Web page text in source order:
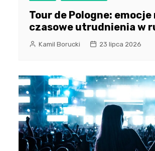
Tour de Pologne:
czasowe utrudnienia w
Kamil Borucki 23 lipca 2026